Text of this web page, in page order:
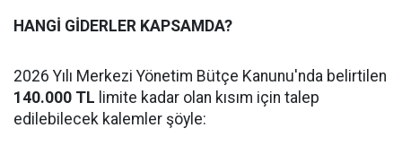
HANGİ GİDERLER KAPSAMDA?
2026 Yılı Merkezi Yönetim Bütçe Kanunu'nda belirtilen
140.000 TL limite kadar olan kısım için talep
edilebilecek kalemler şöyle: